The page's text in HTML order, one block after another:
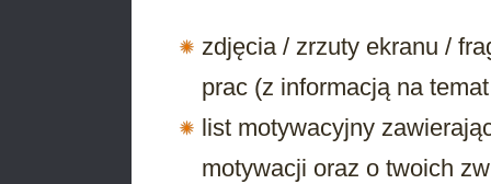
zdjęcia / zrzuty ekranu /
prac (z informacją na
list motywacyjny
motywacji oraz o twoich